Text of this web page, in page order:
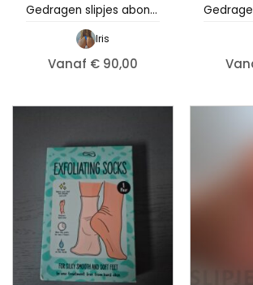
Gedragen slipjes abonnement – Iris
Iris
Vanaf € 90,00